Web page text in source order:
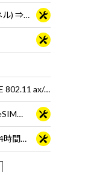
16GB (16GB×1 / シングルチャネル) ⇒ 16GB (8GB×2 / シングルチャネル)＜ 2025年12月16日 15時00分～ ＞
Wi-Fi 6E( 最大2.4Gbps )対応 IEEE 802.11 ax/ac/a/b/g/n準拠 ＋ Bluetooth 5内蔵
BTOにて選択可能 / SIMカード eSIM両対応 SIMカードサイズ : 標準SIMカード
3年間センドバック修理保証・24時間×365日電話サポート